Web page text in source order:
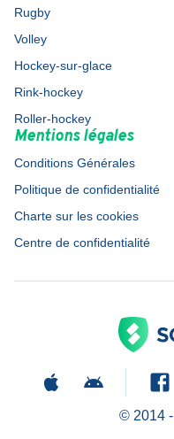
Rugby
Volley
Hockey-sur-glace
Rink-hockey
Roller-hockey
Mentions légales
Conditions Générales
Politique de confidentialité
Charte sur les cookies
Centre de confidentialité
© 2014 -